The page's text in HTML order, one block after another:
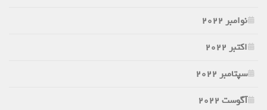
نوامبر 2022
اکتبر 2022
سپتامبر 2022
آگوست 2022